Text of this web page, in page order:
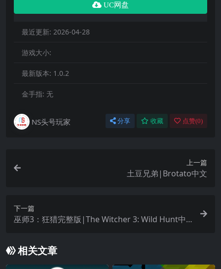
UC网盘
最近更新: 2026-04-28
游戏大小:
最新版本: 1.0.2
金手指: 无
NS头号玩家 分享 收藏 点赞(0)
上一篇
土豆兄弟|Brotato中文
下一篇
巫师3：狂猎完整版|The Witcher 3: Wild Hunt中
相关文章